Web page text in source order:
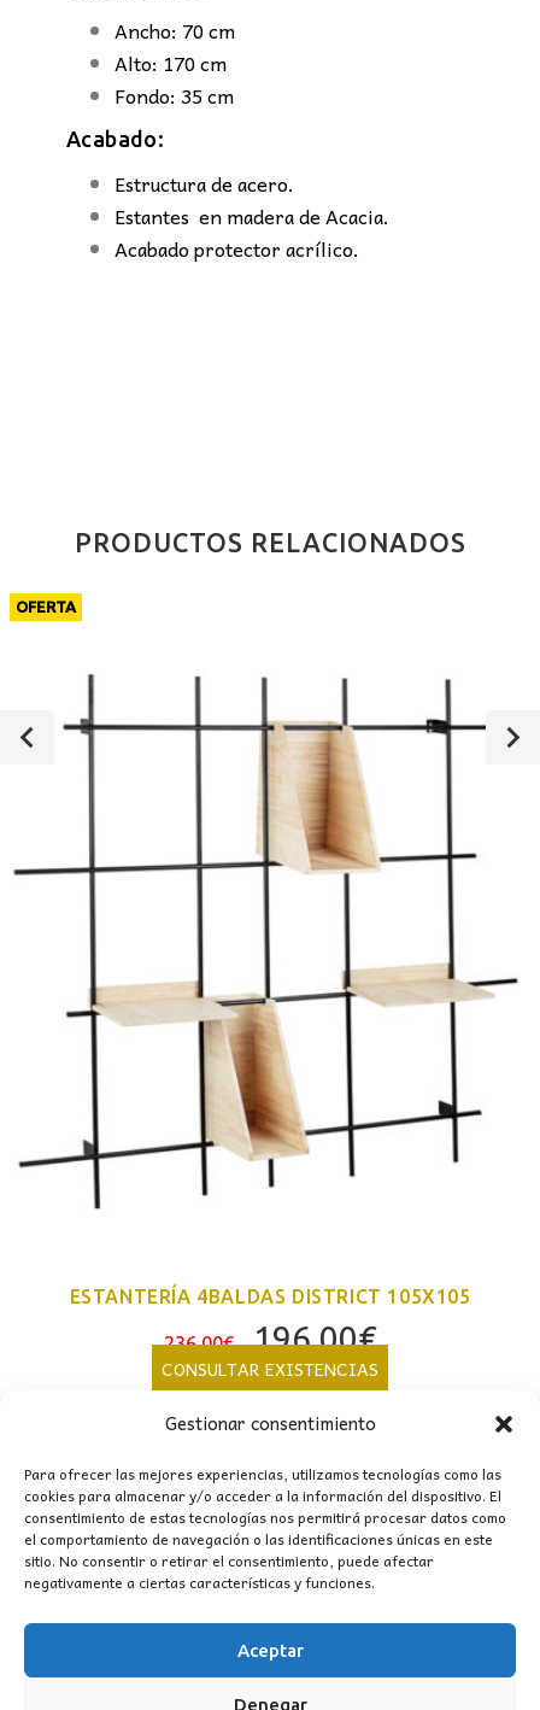
Gestionar consentimiento
Para ofrecer las mejores experiencias, utilizamos tecnologías como las
cookies para almacenar y/o acceder a la información del dispositivo. El
consentimiento de estas tecnologías nos permitirá procesar datos como
el comportamiento de navegación o las identificaciones únicas en este
sitio. No consentir o retirar el consentimiento, puede afectar
negativamente a ciertas características y funciones.
Aceptar
Denegar
Ancho: 70 cm
Alto: 170 cm
Fondo: 35 cm
Acabado:
Estructura de acero.
Estantes en madera de Acacia.
Acabado protector acrílico.
PRODUCTOS RELACIONADOS
OFERTA
ESTANTERÍA 4BALDAS DISTRICT 105X105
236,00€
El
precio
era:
236,00€.
196,00€El
precio
196,00€.
CONSULTAR EXISTENCIAS